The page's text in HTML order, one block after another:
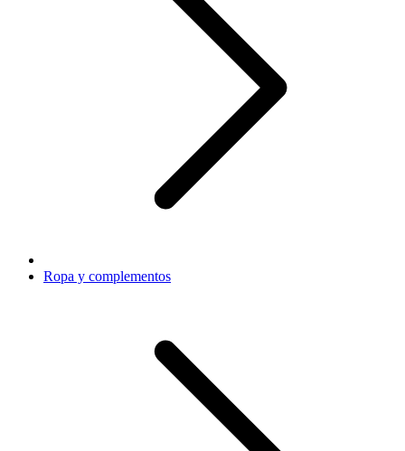
Ropa y complementos